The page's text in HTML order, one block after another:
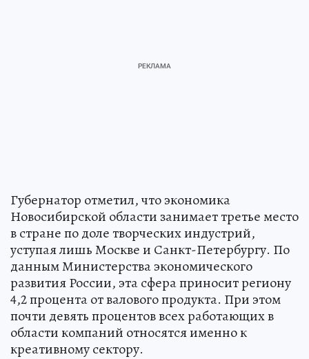
Губернатор отметил, что экономика
Новосибирской области занимает третье место
в стране по доле творческих индустрий,
уступая лишь Москве и Санкт-Петербургу. По
данным Министерства экономического
развития России, эта сфера приносит региону
4,2 процента от валового продукта. При этом
почти девять процентов всех работающих в
области компаний относятся именно к
креативному сектору.